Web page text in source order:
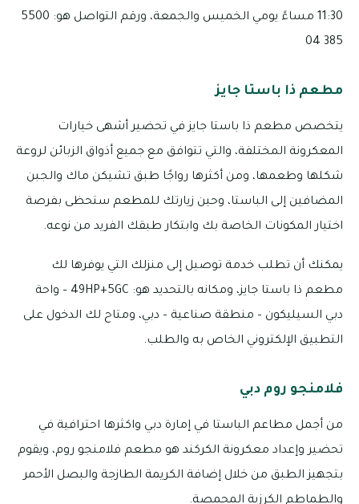
11:30 مساءً يومي الخميس والجمعة، ورقم التواصل هو: 5500
385 04
مطعم ذا باستا جايز
يتخصص مطعم ذا باستا جايز في تحضير أشهى خيارات
المعكرونة المختلفة، والتي تتوافق مع جميع أذواق الزبائن لروعة
شكلها وطعمها، ومن أكثرها رواجًا طبق تشيكن ماك والجبن
المضافين إلى الباستا، وحين زيارتك للمطعم ستحظى بفرصة
اختيار المكونات الخاصة بك وابتكار طبقك الفريد من نوعه.
يمكنك أن تطلب خدمة توصيل إلى منزلك التي يوفرها لك
مطعم ذا باستا جايز، ومكانه بالتحديد هو: 49HP+5GC – واحة
دبي السيليكون – منطقة صناعية – دبي، ومتاح لك الدخول على
التطبيق الإلكتروني الخاص به والطلب.
فلامنجو روم دبي
من أجمل مطاعم الباستا في إمارة دبي واكثرها احترافية في
تحضير وإعداد معكرونة الكركند هو مطعم فلامنجو روم، ويقوم
بتجهيز الطبق من خلال إضافة الكريمة الطازجة والبصل الأحمر
والطماطم الكرزية المحمصة.